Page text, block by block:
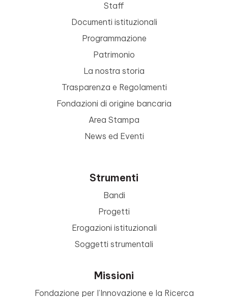
Staff
Documenti istituzionali
Programmazione
Patrimonio
La nostra storia
Trasparenza e Regolamenti
Fondazioni di origine bancaria
Area Stampa
News ed Eventi
Strumenti
Bandi
Progetti
Erogazioni istituzionali
Soggetti strumentali
Missioni
Fondazione per l’Innovazione e la Ricerca